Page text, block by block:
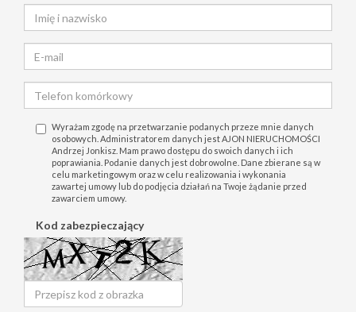
Wyrażam zgodę na przetwarzanie podanych przeze mnie danych
osobowych. Administratorem danych jest AJON NIERUCHOMOŚCI
Andrzej Jonkisz. Mam prawo dostępu do swoich danych i ich
poprawiania. Podanie danych jest dobrowolne. Dane zbierane są w
celu marketingowym oraz w celu realizowania i wykonania
zawartej umowy lub do podjęcia działań na Twoje żądanie przed
zawarciem umowy.
Kod zabezpieczający